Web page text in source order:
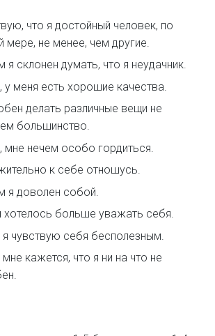
что я достойный человек, по
мере, не менее, чем другие.
я склонен думать, что я неудачник.
меня есть хорошие качества.
делать различные вещи не
большинство.
нечем особо гордиться.
к себе отношусь.
я доволен собой.
больше уважать себя.
я чувствую себя бесполезным.
кажется, что я ни на что не